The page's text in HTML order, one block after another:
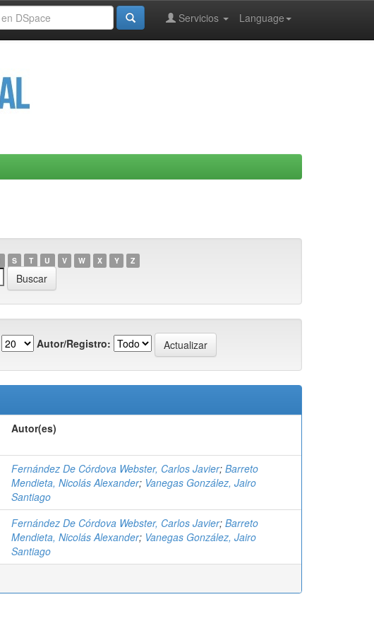
Language
Servicios
S T U V W X Y Z
Autor/Registro:
Autor(es)
Fernández De Córdova Webster, Carlos Javier; Barreto
Mendieta, Nicolás Alexander; Vanegas González, Jairo
Santiago
Fernández De Córdova Webster, Carlos Javier; Barreto
Mendieta, Nicolás Alexander; Vanegas González, Jairo
Santiago